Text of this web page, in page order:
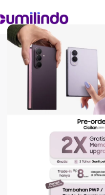
Begini
Panjang
di HP
On